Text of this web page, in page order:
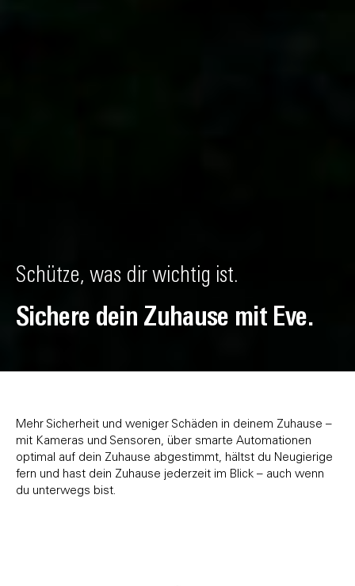
Schütze, was dir wichtig ist.
Sichere dein Zuhause mit Eve.
Mehr Sicherheit und weniger Schäden in deinem Zuhause –
mit Kameras und Sensoren, über smarte Automationen
optimal auf dein Zuhause abgestimmt, hältst du Neugierige
fern und hast dein Zuhause jederzeit im Blick – auch wenn
du unterwegs bist.